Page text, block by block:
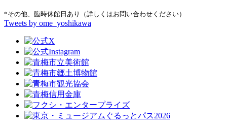
*その他、臨時休館日あり（詳しくはお問い合わせください）
Tweets by ome_yoshikawa